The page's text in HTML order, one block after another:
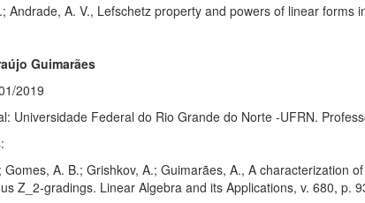
Andrade, A. V., Lefschetz property and powers of linear
Guimarães
2019
Universidade Federal do Rio Grande do Norte -UFRN.
Gomes, A. B.; Grishkov, A.; Guimarães, A., A characterization
Z_2-gradings. Linear Algebra and its Applications, v. 680, p.